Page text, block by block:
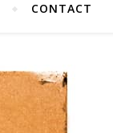
CONTACT